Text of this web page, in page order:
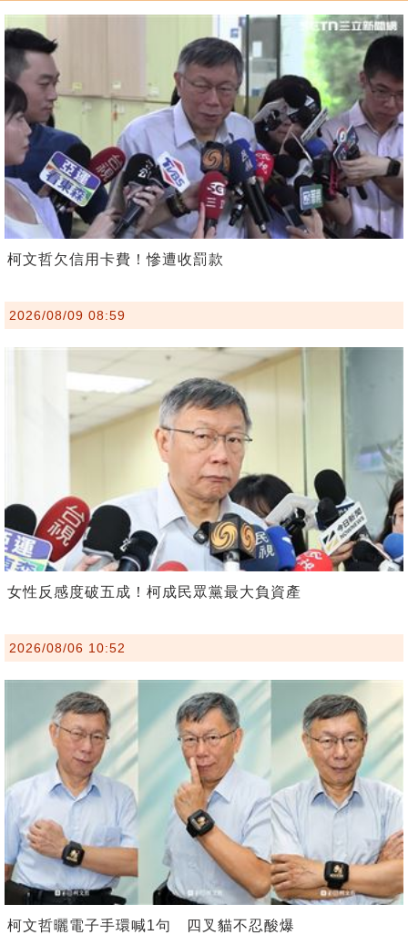
柯文哲欠信用卡費！慘遭收罰款
2026/08/09 08:59
女性反感度破五成！柯成民眾黨最大負資產
2026/08/06 10:52
柯文哲曬電子手環喊1句 四叉貓不忍酸爆